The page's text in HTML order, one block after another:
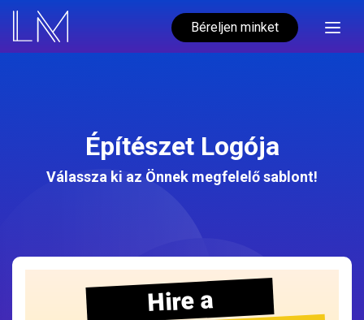
Béreljen minket
Építészet Logója
Válassza ki az Önnek megfelelő sablont!
Hire a